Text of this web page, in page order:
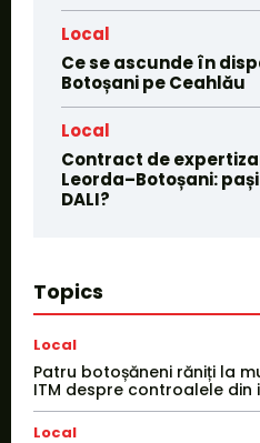
Local
Ce se ascunde în
Botoșani pe Ceahlău
Local
Contract de
Leorda–Botoșani:
DALI?
Topics
Local
Patru botoșăneni răniți la
ITM despre controalele din
Local